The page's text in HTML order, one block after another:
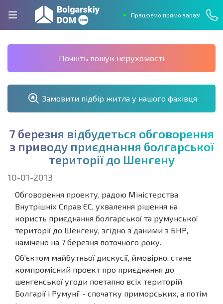
Працюємо прямо зараз!
Почніть пошук нерухомості
Замовити підбір житла у нашого фахівця
7 березня відбудеться обговорення
з приводу приєднання болгарської
території до Шенгену
10-01-2013
Обговорення проекту, радою Міністерства
Внутрішніх Справ ЄС, ухвалення рішення на
користь приєднання болгарської та румунської
території до Шенгену, згідно з даними з БНР,
намічено на 7 березня поточного року.
Об'єктом майбутньої дискусії, ймовірно, стане
компромісний проект про приєднання до
шенгенської угоди поетапно всіх територій
Болгарії і Румунії - спочатку приморських, а потім